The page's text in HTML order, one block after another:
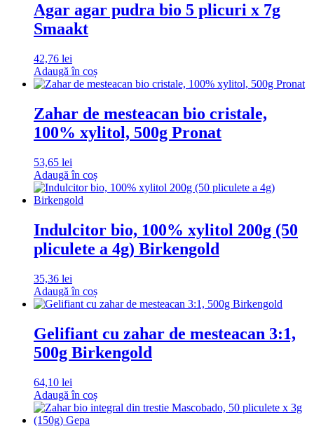
Agar agar pudra bio 5 plicuri x 7g
Smaakt
42,76 lei
Adaugă în coș
Zahar de mesteacan bio cristale,
100% xylitol, 500g Pronat
53,65 lei
Adaugă în coș
Indulcitor bio, 100% xylitol 200g (50
pliculete a 4g) Birkengold
35,36 lei
Adaugă în coș
Gelifiant cu zahar de mesteacan 3:1,
500g Birkengold
64,10 lei
Adaugă în coș